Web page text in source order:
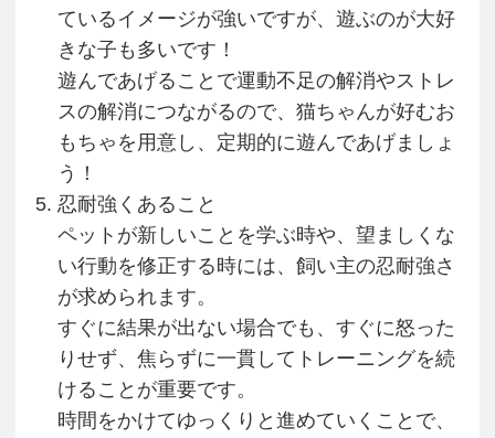
ているイメージが強いですが、遊ぶのが大好
きな子も多いです！
遊んであげることで運動不足の解消やストレ
スの解消につながるので、猫ちゃんが好むお
もちゃを用意し、定期的に遊んであげましょ
う！
忍耐強くあること
ペットが新しいことを学ぶ時や、望ましくな
い行動を修正する時には、飼い主の忍耐強さ
が求められます。
すぐに結果が出ない場合でも、すぐに怒った
りせず、焦らずに一貫してトレーニングを続
けることが重要です。
時間をかけてゆっくりと進めていくことで、